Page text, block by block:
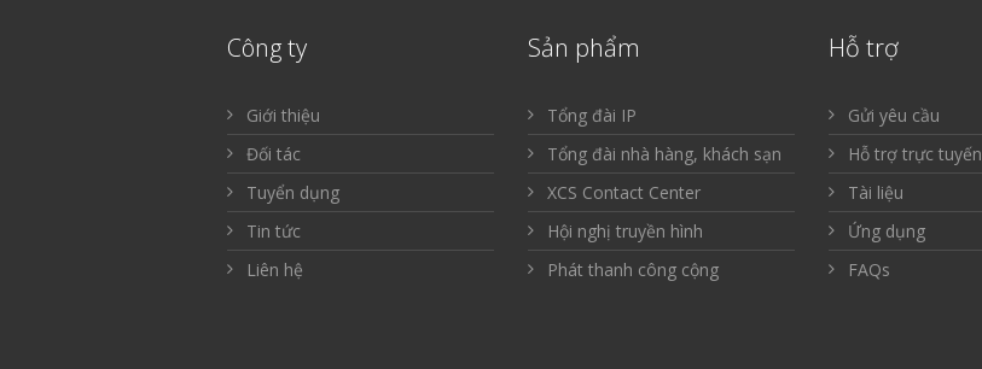
Công ty
Giới thiệu
Đối tác
Tuyển dụng
Tin tức
Liên hệ
Sản phẩm
Tổng đài IP
Tổng đài nhà hàng, khách sạn
XCS Contact Center
Hội nghị truyền hình
Phát thanh công cộng
Hỗ trợ
Gửi yêu cầu
Hỗ trợ trực tuyến
Tài liệu
Ứng dụng
FAQs